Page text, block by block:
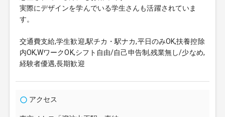
実際にデザインを学んでいる学生さんも活躍されていま
す。
交通費支給,学生歓迎,駅チカ・駅ナカ,平日のみOK,扶養控除
内OK,WワークOK,シフト自由/自己申告制,残業無し/少なめ,
経験者優遇,長期歓迎
アクセス